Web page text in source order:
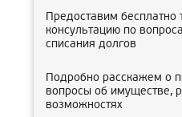
Предоставим
консультацию по
списания долгов
Подробно расскажем о
вопросы об имуществе,
возможностях